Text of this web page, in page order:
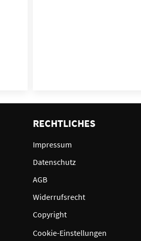
RECHTLICHES
Impressum
Datenschutz
AGB
Widerrufsrecht
Copyright
Cookie-Einstellungen